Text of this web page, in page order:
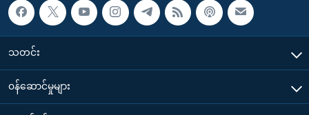
သတင်း
၀န်ဆောင်မှုများ